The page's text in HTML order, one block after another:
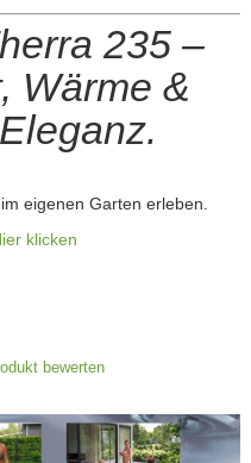
235 –
Wärme &
eigenen Garten erleben.
klicken
bewerten